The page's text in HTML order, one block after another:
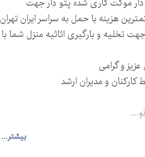
بیشتر...
دار موکت کاری شده پتو دار جهت
هزینه با حمل به سراسر ایران تهران
تخلیه و بارگیری اثاثیه منزل شما با
و گرامی
و مدیران ارشد